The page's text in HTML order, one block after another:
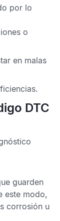
por lo
o
en malas
DTC
guarden
este modo,
corrosión u